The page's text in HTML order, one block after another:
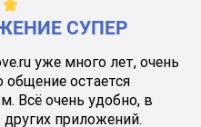
СУПЕР
уже много лет, очень
общение остается
Всё очень удобно, в
других приложений.